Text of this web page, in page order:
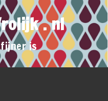
. nl
is